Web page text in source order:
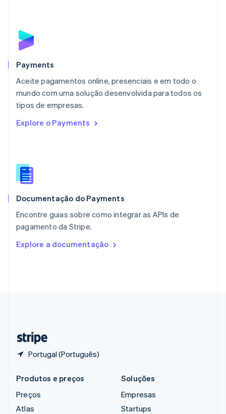
Payments
Aceite pagamentos online, presenciais e em todo o
mundo com uma solução desenvolvida para todos os
tipos de empresas.
Explore o Payments
Documentação do Payments
Encontre guias sobre como integrar as APIs de
pagamento da Stripe.
Explore a documentação
Portugal (Português)
Malta
English
EspañolEnglish
English
Nova Zelândia
English
NederlandsEnglish
Português
RAE de Hong Kong, China
Reino Unido
República Tcheca
English
English
Produtos e preços
Preços
Atlas
Soluções
Empresas
Startups